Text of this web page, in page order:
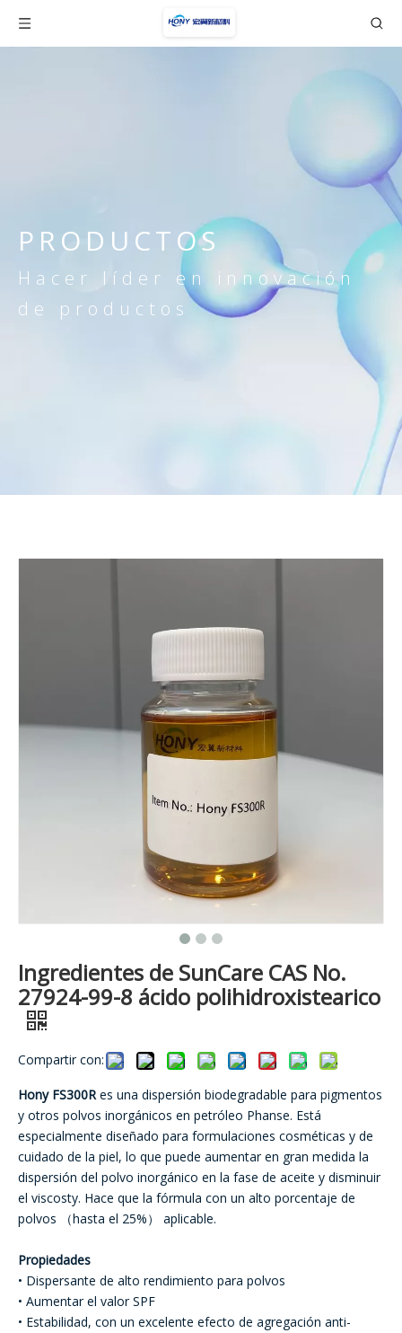
PRODUCTOS
Hacer líder en innovación
de productos
Ingredientes de SunCare CAS No.
27924-99-8 ácido polihidroxistearico
Compartir con:
Hony FS300Res una dispersión biodegradable para pigmentos
y otros polvos inorgánicos en petróleo Phanse. Está
especialmente diseñado para formulaciones cosméticas y de
cuidado de la piel, lo que puede aumentar en gran medida la
dispersión del polvo inorgánico en la fase de aceite y disminuir
el viscosty. Hace que la fórmula con un alto porcentaje de
polvos （hasta el 25%） aplicable.
Propiedades
• Dispersante de alto rendimiento para polvos
• Aumentar el valor SPF
• Estabilidad, con un excelente efecto de agregación anti-